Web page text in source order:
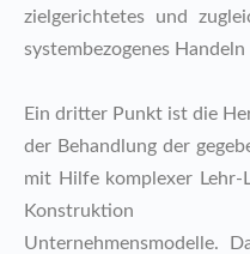
zielgerichtetes und
systembezogenes
Ein dritter Punkt ist die
der Behandlung der
mit Hilfe komplexer Lehr-
Konstruktion
Unternehmensmodelle.